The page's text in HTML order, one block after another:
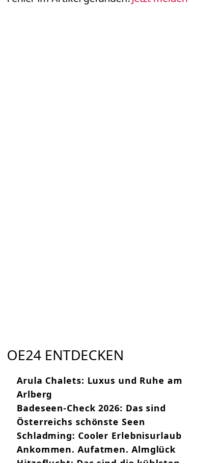
OE24 ENTDECKEN
Arula Chalets: Luxus und Ruhe am
Arlberg
Badeseen-Check 2026: Das sind
Österreichs schönste Seen
Schladming: Cooler Erlebnisurlaub
Ankommen. Aufatmen. Almglück